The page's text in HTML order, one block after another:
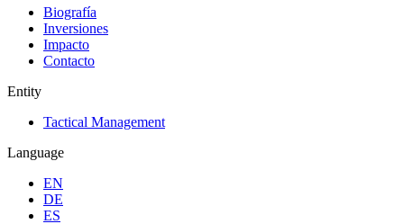
Biografía
Inversiones
Impacto
Contacto
Entity
Tactical Management
Language
EN
DE
ES